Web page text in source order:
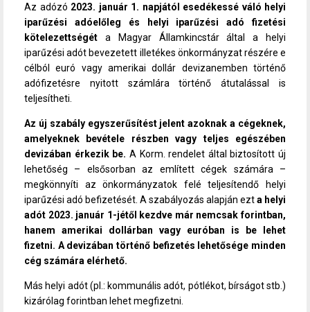
Az adózó 2023. január 1. napjától esedékessé váló helyi
iparűzési adóelőleg és helyi iparűzési adó fizetési
kötelezettségét a Magyar Államkincstár által a helyi
iparűzési adót bevezetett illetékes önkormányzat részére e
célból euró vagy amerikai dollár devizanemben történő
adófizetésre nyitott számlára történő átutalással is
teljesítheti.
Az új szabály egyszerűsítést jelent azoknak a cégeknek,
amelyeknek bevétele részben vagy teljes egészében
devizában érkezik be. A Korm. rendelet által biztosított új
lehetőség – elsősorban az említett cégek számára –
megkönnyíti az önkormányzatok felé teljesítendő helyi
iparűzési adó befizetését. A szabályozás alapján ezta helyi
adót 2023. január 1-jétől kezdve már nemcsak forintban,
hanem amerikai dollárban vagy euróban is be lehet
fizetni. A devizában történő befizetés lehetősége minden
cég számára elérhető.
Más helyi adót (pl.: kommunális adót, pótlékot, bírságot stb.)
kizárólag forintban lehet megfizetni.